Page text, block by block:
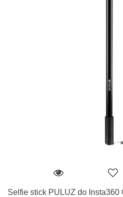
Selfie stick PULUZ do Insta360